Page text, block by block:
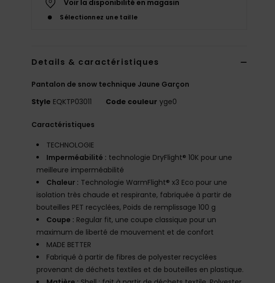
Voir la disponibilité en magasin
Sélectionnez une taille
Details & caractéristiques
Pantalon de snow technique Jaune Garçon
Style EQKTP03011 Code couleur yge0
Caractéristiques
TECHNOLOGIE
Imperméabilité : technologie DryFlight® 10K pour une
meilleure imperméabilité
Chaleur : Technologie WarmFlight® x3 Eco pour une
isolation très chaude et respirante, fabriquée à partir de
bouteilles PET recyclées, Poids de remplissage 100 g
Coupe : Regular fit, une coupe classique pour un
maximum de liberté de mouvement et de confort
MADE BETTER
Fabriqué à partir de fibres de polyester recyclées
provenant de déchets textiles et de bouteilles en plastique.